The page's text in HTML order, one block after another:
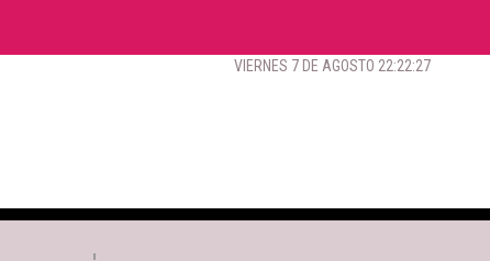
VIERNES 7 DE AGOSTO 22:22:28